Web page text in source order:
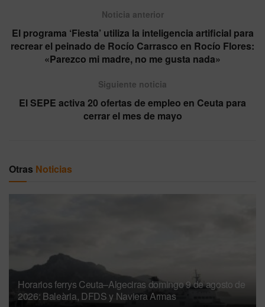
Noticia anterior
El programa ‘Fiesta’ utiliza la inteligencia artificial para
recrear el peinado de Rocío Carrasco en Rocío Flores:
«Parezco mi madre, no me gusta nada»
Siguiente noticia
El SEPE activa 20 ofertas de empleo en Ceuta para
cerrar el mes de mayo
Otras Noticias
Horarios ferrys Ceuta–Algeciras domingo 9 de agosto de
2026: Baleària, DFDS y Naviera Armas